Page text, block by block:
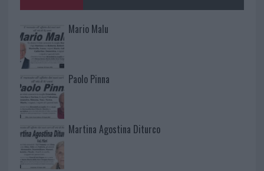
Mario Malu
Paolo Pinna
Martina Agostina Diturco